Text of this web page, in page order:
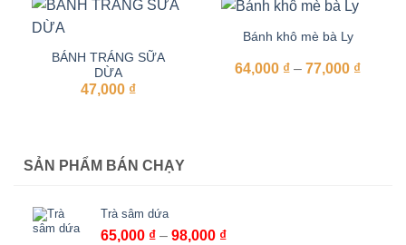
BÁNH TRÁNG SỮA
DỪA
47,000 ₫
Bánh khô mè bà Ly
64,000 ₫ – 77,000 ₫
SẢN PHẨM BÁN CHẠY
Trà sâm dứa
65,000 ₫ – 98,000 ₫Khoảng